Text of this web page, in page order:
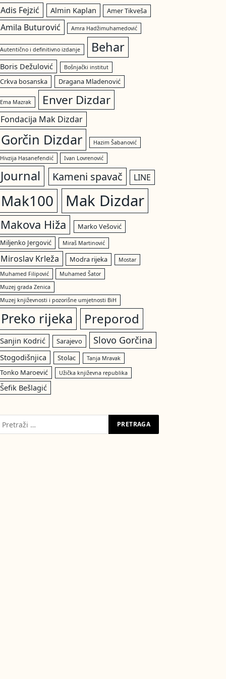
Adis Fejzić Almin Kaplan Amer Tikveša
Amila Buturović Amra Hadžimuhamedović
Autentično i definitivno izdanje Behar
Boris Dežulović Bošnjački institut
Crkva bosanska Dragana Mladenović
Ema Mazrak Enver Dizdar
Fondacija Mak Dizdar
Gorčin Dizdar Hazim Šabanović
Hivzija Hasanefendić Ivan Lovrenović
Journal Kameni spavač LINE
Mak100 Mak Dizdar
Makova Hiža
Marko Vešović
Miljenko Jergović
Miraš Martinović
Miroslav Krleža Modra rijeka
Mostar
Muhamed Filipović
Muhamed Šator
Muzej grada Zenica
Muzej književnosti i pozorišne umjetnosti BiH
Preko rijeka Preporod
Sanjin Kodrić Sarajevo Slovo Gorčina
Stogodišnjica Stolac Tanja Mravak
Tonko Maroević Užička književna republika
Šefik Bešlagić